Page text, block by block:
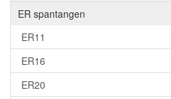
ER spantangen
ER11
ER16
ER20